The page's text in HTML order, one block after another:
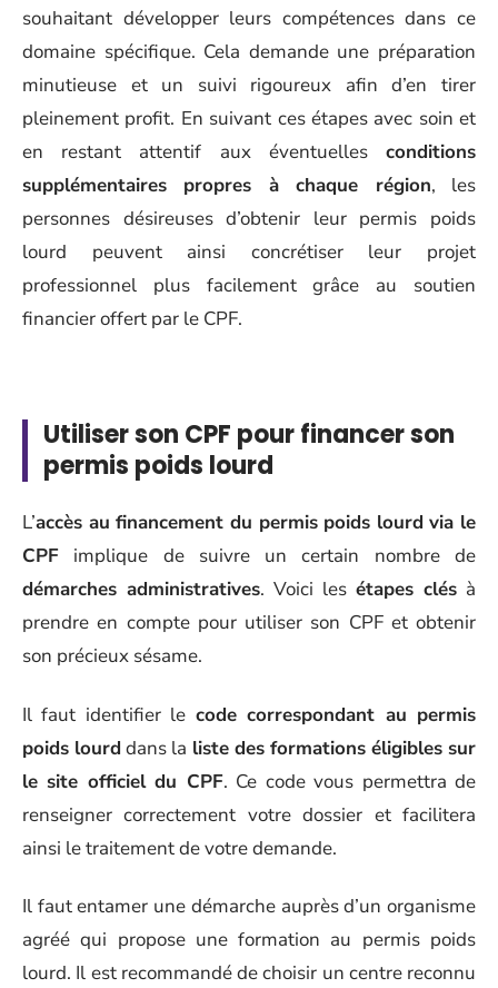
souhaitant développer leurs compétences dans ce
domaine spécifique. Cela demande une préparation
minutieuse et un suivi rigoureux afin d’en tirer
pleinement profit. En suivant ces étapes avec soin et
en restant attentif aux éventuelles conditions
supplémentaires propres à chaque région, les
personnes désireuses d’obtenir leur permis poids
lourd peuvent ainsi concrétiser leur projet
professionnel plus facilement grâce au soutien
financier offert par le CPF.
Utiliser son CPF pour financer son
permis poids lourd
L’accès au financement du permis poids lourd via le
CPF implique de suivre un certain nombre de
démarches administratives. Voici les étapes clés à
prendre en compte pour utiliser son CPF et obtenir
son précieux sésame.
Il faut identifier le code correspondant au permis
poids lourd dans la liste des formations éligibles sur
le site officiel du CPF. Ce code vous permettra de
renseigner correctement votre dossier et facilitera
ainsi le traitement de votre demande.
Il faut entamer une démarche auprès d’un organisme
agréé qui propose une formation au permis poids
lourd. Il est recommandé de choisir un centre reconnu